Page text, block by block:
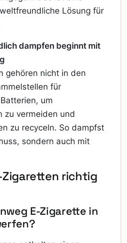
Lösung für
dampfen beginnt mit
gehören nicht in den
für
um
zu vermeiden und
zu recyceln. So dampfst
sondern auch mit
Zigaretten richtig
E-Zigarette in